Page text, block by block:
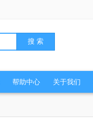
帮助中心 关于我们